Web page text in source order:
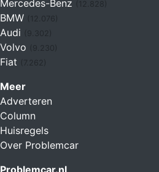
Mercedes-Benz
BMW (12.076)
Audi
Volvo
Fiat (7.262)
Meer
Adverteren
Column
Huisregels
Over Problemcar
Problemcar.nl